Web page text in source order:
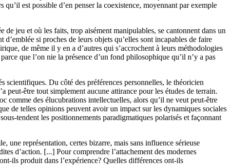
est possible d’en penser la coexistence, moyennant par exemple
jeu et où les faits, trop aisément manipulables, se cantonnent dans un
si proches de leurs objets qu’elles sont incapables de faire
de même il y en a d’autres qui s’accrochent à leurs méthodologies
que l’on nie la présence d’un fond philosophique qu’il n’y a pas
scientifiques. Du côté des préférences personnelles, le théoricien
peut-être tout simplement aucune attirance pour les études de terrain.
comme des élucubrations intellectuelles, alors qu’il ne veut peut-être
de telles opinions peuvent avoir un impact sur les dynamiques sociales
tendent les positionnements paradigmatiques polarisés et façonnant
une représentation, certes bizarre, mais sans influence sérieuse
d’action. [...] Pour comprendre l’attachement des modernes
ils produit dans l’expérience? Quelles différences ont-ils